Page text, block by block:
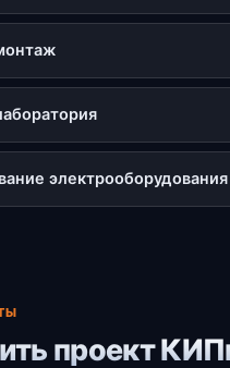
электрооборудования
проект